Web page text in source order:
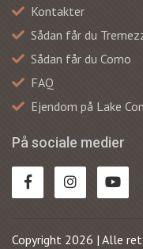
Kontakter
Sådan får du
Sådan får du Como
FAQ
Ejendom på Lake
På sociale medier
Copyright 2026 | Alle